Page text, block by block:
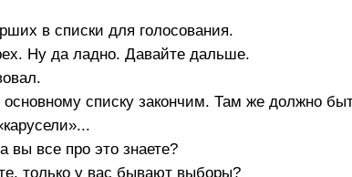
в списки для голосования.
Ну да ладно. Давайте дальше.
списку закончим. Там же должно
все про это знаете?
только у вас бывают выборы?